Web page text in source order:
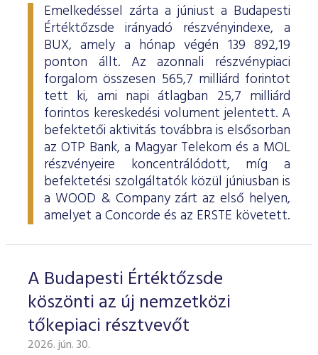
Emelkedéssel zárta a júniust a Budapesti
Értéktőzsde irányadó részvényindexe, a
BUX, amely a hónap végén 139 892,19
ponton állt. Az azonnali részvénypiaci
forgalom összesen 565,7 milliárd forintot
tett ki, ami napi átlagban 25,7 milliárd
forintos kereskedési volument jelentett. A
befektetői aktivitás továbbra is elsősorban
az OTP Bank, a Magyar Telekom és a MOL
részvényeire koncentrálódott, míg a
befektetési szolgáltatók közül júniusban is
a WOOD & Company zárt az első helyen,
amelyet a Concorde és az ERSTE követett.
A Budapesti Értéktőzsde
köszönti az új nemzetközi
tőkepiaci résztvevőt
2026. jún. 30.